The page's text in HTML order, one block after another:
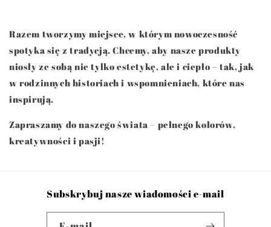
Razem tworzymy miejsce, w którym nowoczesność
spotyka się z tradycją. Chcemy, aby nasze produkty
niosły ze sobą nie tylko estetykę, ale i ciepło – tak, jak
w rodzinnych historiach i wspomnieniach, które nas
inspirują.
Zapraszamy do naszego świata – pełnego kolorów,
kreatywności i pasji!
Subskrybuj nasze wiadomości e-mail